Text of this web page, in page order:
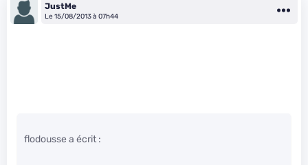
JustMe
Le 15/08/2013 à 07h44
flodousse a écrit :